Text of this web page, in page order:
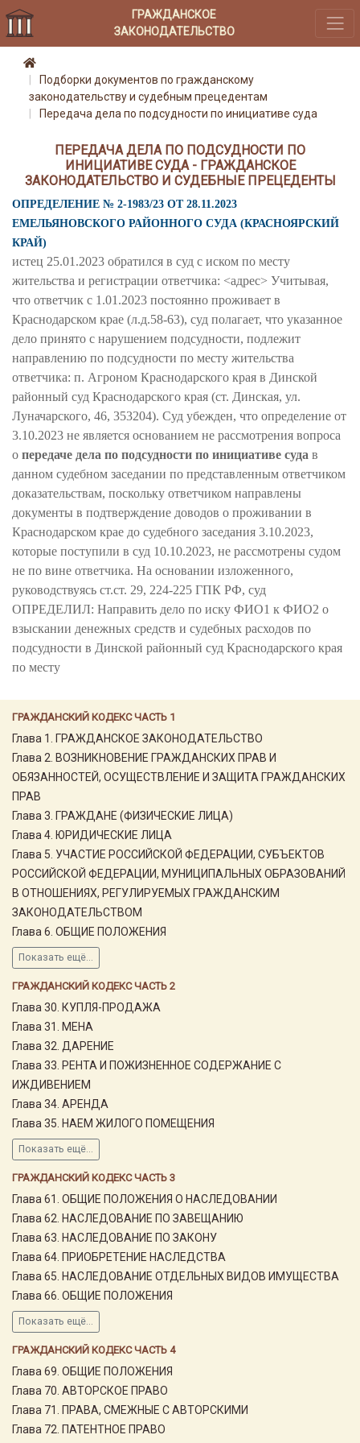
ГРАЖДАНСКОЕ
ЗАКОНОДАТЕЛЬСТВО
ГРАЖДАНСКИЙ КОДЕКС ЧАСТЬ 1
Глава 1. ГРАЖДАНСКОЕ ЗАКОНОДАТЕЛЬСТВО
Глава 2. ВОЗНИКНОВЕНИЕ ГРАЖДАНСКИХ ПРАВ И
ОБЯЗАННОСТЕЙ, ОСУЩЕСТВЛЕНИЕ И ЗАЩИТА ГРАЖДАНСКИХ
ПРАВ
Глава 3. ГРАЖДАНЕ (ФИЗИЧЕСКИЕ ЛИЦА)
Глава 4. ЮРИДИЧЕСКИЕ ЛИЦА
Глава 5. УЧАСТИЕ РОССИЙСКОЙ ФЕДЕРАЦИИ, СУБЪЕКТОВ
РОССИЙСКОЙ ФЕДЕРАЦИИ, МУНИЦИПАЛЬНЫХ ОБРАЗОВАНИЙ
В ОТНОШЕНИЯХ, РЕГУЛИРУЕМЫХ ГРАЖДАНСКИМ
ЗАКОНОДАТЕЛЬСТВОМ
Глава 6. ОБЩИЕ ПОЛОЖЕНИЯ
Показать ещё...
ГРАЖДАНСКИЙ КОДЕКС ЧАСТЬ 2
Глава 30. КУПЛЯ-ПРОДАЖА
Глава 31. МЕНА
Глава 32. ДАРЕНИЕ
Глава 33. РЕНТА И ПОЖИЗНЕННОЕ СОДЕРЖАНИЕ С
ИЖДИВЕНИЕМ
Глава 34. АРЕНДА
Глава 35. НАЕМ ЖИЛОГО ПОМЕЩЕНИЯ
Показать ещё...
ГРАЖДАНСКИЙ КОДЕКС ЧАСТЬ 3
Глава 61. ОБЩИЕ ПОЛОЖЕНИЯ О НАСЛЕДОВАНИИ
Глава 62. НАСЛЕДОВАНИЕ ПО ЗАВЕЩАНИЮ
Глава 63. НАСЛЕДОВАНИЕ ПО ЗАКОНУ
Глава 64. ПРИОБРЕТЕНИЕ НАСЛЕДСТВА
Глава 65. НАСЛЕДОВАНИЕ ОТДЕЛЬНЫХ ВИДОВ ИМУЩЕСТВА
Глава 66. ОБЩИЕ ПОЛОЖЕНИЯ
Показать ещё...
ГРАЖДАНСКИЙ КОДЕКС ЧАСТЬ 4
Глава 69. ОБЩИЕ ПОЛОЖЕНИЯ
Глава 70. АВТОРСКОЕ ПРАВО
Глава 71. ПРАВА, СМЕЖНЫЕ С АВТОРСКИМИ
Глава 72. ПАТЕНТНОЕ ПРАВО
Подборки документов по гражданскому
законодательству и судебным прецедентам
Передача дела по подсудности по инициативе суда
ПЕРЕДАЧА ДЕЛА ПО ПОДСУДНОСТИ ПО
ИНИЦИАТИВЕ СУДА - ГРАЖДАНСКОЕ
ЗАКОНОДАТЕЛЬСТВО И СУДЕБНЫЕ ПРЕЦЕДЕНТЫ
ОПРЕДЕЛЕНИЕ № 2-1983/23 ОТ 28.11.2023
ЕМЕЛЬЯНОВСКОГО РАЙОННОГО СУДА (КРАСНОЯРСКИЙ
КРАЙ)
истец 25.01.2023 обратился в суд с иском по месту
жительства и регистрации ответчика: <адрес> Учитывая,
что ответчик с 1.01.2023 постоянно проживает в
Краснодарском крае (л.д.58-63), суд полагает, что указанное
дело принято с нарушением подсудности, подлежит
направлению по подсудности по месту жительства
ответчика: п. Агроном Краснодарского края в Динской
районный суд Краснодарского края (ст. Динская, ул.
Луначарского, 46, 353204). Суд убежден, что определение от
3.10.2023 не является основанием не рассмотрения вопроса
о передаче дела по подсудности по инициативе суда в
данном судебном заседании по представленным ответчиком
доказательствам, поскольку ответчиком направлены
документы в подтверждение доводов о проживании в
Краснодарском крае до судебного заседания 3.10.2023,
которые поступили в суд 10.10.2023, не рассмотрены судом
не по вине ответчика. На основании изложенного,
руководствуясь ст.ст. 29, 224-225 ГПК РФ, суд
ОПРЕДЕЛИЛ: Направить дело по иску ФИО1 к ФИО2 о
взыскании денежных средств и судебных расходов по
подсудности в Динской районный суд Краснодарского края
по месту